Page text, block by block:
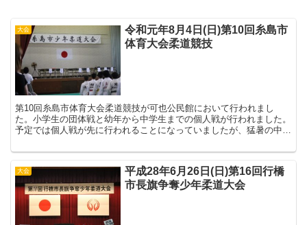
大会
令和元年8月4日(日)第10回糸島市
体育大会柔道競技
第10回糸島市体育大会柔道競技が可也公民館において行われまし
た。小学生の団体戦と幼年から中学生までの個人戦が行われました。
予定では個人戦が先に行われることになっていましたが、猛暑の中で
大会
平成28年6月26日(日)第16回行橋
市長旗争奪少年柔道大会